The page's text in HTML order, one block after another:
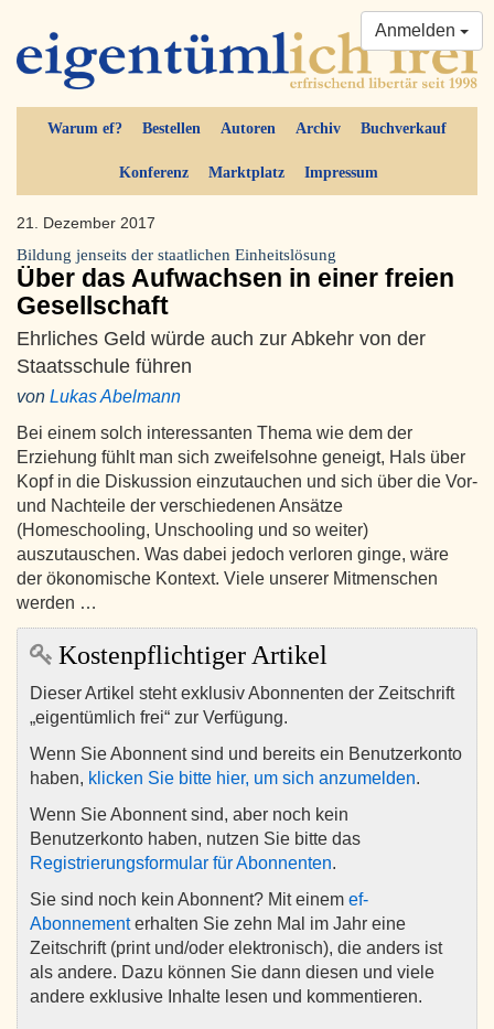
Warum ef? Bestellen Autoren Archiv Buchverkauf
Konferenz Marktplatz Impressum
Anmelden
21. Dezember 2017
Bildung jenseits der staatlichen Einheitslösung
Über das Aufwachsen in einer freien
Gesellschaft
Ehrliches Geld würde auch zur Abkehr von der
Staatsschule führen
von Lukas Abelmann
Bei einem solch interessanten Thema wie dem der
Erziehung fühlt man sich zweifelsohne geneigt, Hals über
Kopf in die Diskussion einzutauchen und sich über die Vor-
und Nachteile der verschiedenen Ansätze
(Homeschooling, Unschooling und so weiter)
auszutauschen. Was dabei jedoch verloren ginge, wäre
der ökonomische Kontext. Viele unserer Mitmenschen
werden …
Kostenpflichtiger Artikel
Dieser Artikel steht exklusiv Abonnenten der Zeitschrift
„eigentümlich frei“ zur Verfügung.
Wenn Sie Abonnent sind und bereits ein Benutzerkonto
haben, klicken Sie bitte hier, um sich anzumelden.
Wenn Sie Abonnent sind, aber noch kein
Benutzerkonto haben, nutzen Sie bitte das
Registrierungsformular für Abonnenten.
Sie sind noch kein Abonnent? Mit einem ef-
Abonnementerhalten Sie zehn Mal im Jahr eine
Zeitschrift (print und/oder elektronisch), die anders ist
als andere. Dazu können Sie dann diesen und viele
andere exklusive Inhalte lesen und kommentieren.